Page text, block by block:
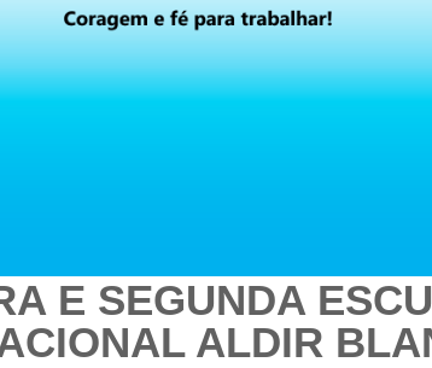
E SEGUNDA
ALDIR